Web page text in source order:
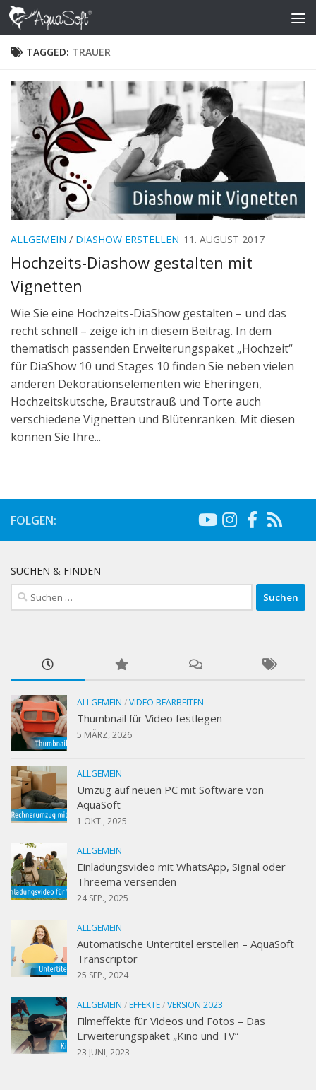
Skip to content
TAGGED: TRAUER
ALLGEMEIN / DIASHOW ERSTELLEN 11. AUGUST 2017
Hochzeits-Diashow gestalten mit
Vignetten
Wie Sie eine Hochzeits-DiaShow gestalten – und das
recht schnell – zeige ich in diesem Beitrag. In dem
thematisch passenden Erweiterungspaket „Hochzeit“
für DiaShow 10 und Stages 10 finden Sie neben vielen
anderen Dekorationselementen wie Eheringen,
Hochzeitskutsche, Brautstrauß und Torte auch
verschiedene Vignetten und Blütenranken. Mit diesen
können Sie Ihre...
FOLGEN:
SUCHEN & FINDEN
Suchen
nach:
ALLGEMEIN /VIDEO BEARBEITEN
Thumbnail für Video festlegen
5 MÄRZ, 2026
ALLGEMEIN
Umzug auf neuen PC mit Software von
AquaSoft
1 OKT., 2025
ALLGEMEIN
Einladungsvideo mit WhatsApp, Signal oder
Threema versenden
24 SEP., 2025
ALLGEMEIN
Automatische Untertitel erstellen – AquaSoft
Transcriptor
25 SEP., 2024
ALLGEMEIN / EFFEKTE/VERSION 2023
Filmeffekte für Videos und Fotos – Das
Erweiterungspaket „Kino und TV“
23 JUNI, 2023